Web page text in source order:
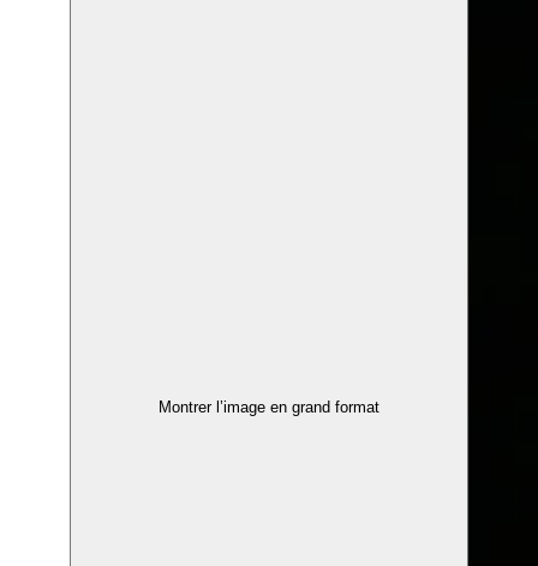
Montrer l’image en grand format